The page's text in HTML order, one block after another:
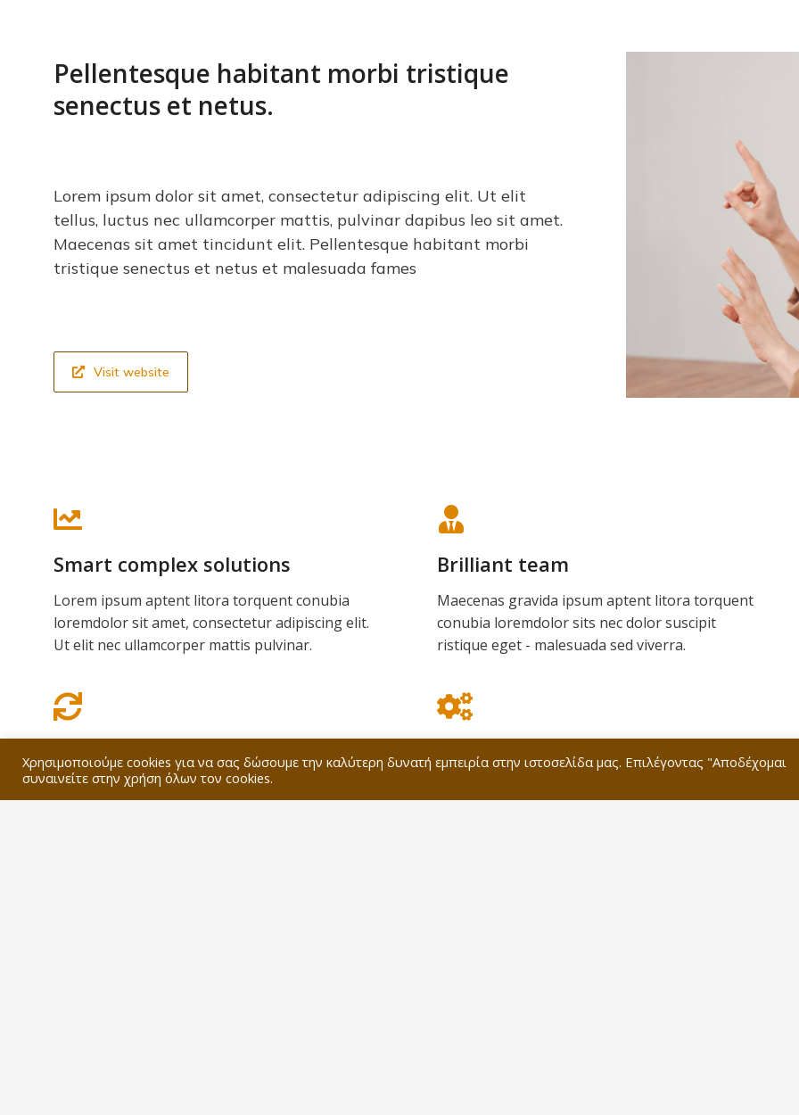
Pellentesque habitant morbi tristique
senectus et netus.
Lorem ipsum dolor sit amet, consectetur adipiscing elit. Ut elit
tellus, luctus nec ullamcorper mattis, pulvinar dapibus leo sit amet.
Maecenas sit amet tincidunt elit. Pellentesque habitant morbi
tristique senectus et netus et malesuada fames
Visit website
Smart complex solutions
Lorem ipsum aptent litora torquent conubia
loremdolor sit amet, consectetur adipiscing elit.
Ut elit nec ullamcorper mattis pulvinar.
Brilliant team
Maecenas gravida ipsum aptent litora torquent
conubia loremdolor sits nec dolor suscipit
ristique eget - malesuada sed viverra.
Rich experience
Dolor sit amet - onsectetur adipiscing elit. Ut elit
Modern technology
Χρησιμοποιούμε cookies για να σας δώσουμε την καλύτερη δυνατή εμπειρία στην ιστοσελίδα μας. Επιλέγοντας "Αποδέχομαι
συναινείτε στην χρήση όλων τον cookies.